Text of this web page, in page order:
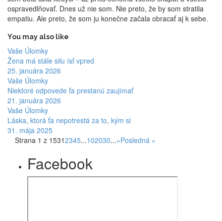
ospravedlňovať. Dnes už nie som. Nie preto, že by som stratila
empatiu. Ale preto, že som ju konečne začala obracať aj k sebe.
You may also like
Vaše Úlomky
Žena má stále silu ísť vpred
25. januára 2026
Vaše Úlomky
Niektoré odpovede ťa prestanú zaujímať
21. januára 2026
Vaše Úlomky
Láska, ktorá ťa nepotrestá za to, kým si
31. mája 2025
Strana 1 z 15312345...102030...»Posledná »
Facebook